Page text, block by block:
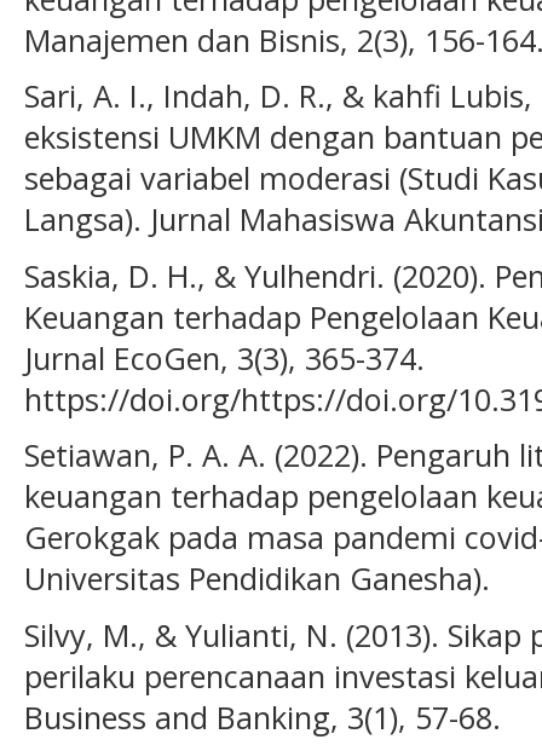
Manajemen dan Bisnis, 2(3), 156-
Sari, A. I., Indah, D. R., & kahfi
eksistensi UMKM dengan bantuan
sebagai variabel moderasi (Studi
Langsa). Jurnal Mahasiswa
Saskia, D. H., & Yulhendri. (2020).
Keuangan terhadap Pengelolaan
Jurnal EcoGen, 3(3), 365-374.
https://doi.org/https://doi.org/
Setiawan, P. A. A. (2022). Pengaruh
keuangan terhadap pengelolaan
Gerokgak pada masa pandemi
Universitas Pendidikan Ganesha).
Silvy, M., & Yulianti, N. (2013).
perilaku perencanaan investasi
Business and Banking, 3(1), 57-68.